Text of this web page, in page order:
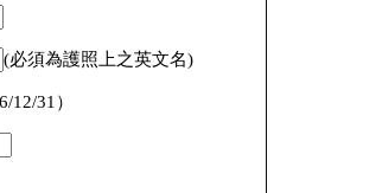
(必須為護照上之英文名)
12/31）